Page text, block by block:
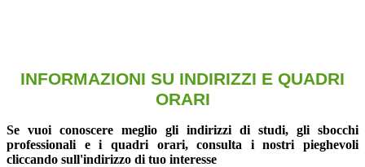
INFORMAZIONI SU INDIRIZZI E QUADRI
ORARI
Se vuoi conoscere meglio gli indirizzi di studi, gli sbocchi
professionali e i quadri orari, consulta i nostri pieghevoli
cliccando sull'indirizzo di tuo interesse